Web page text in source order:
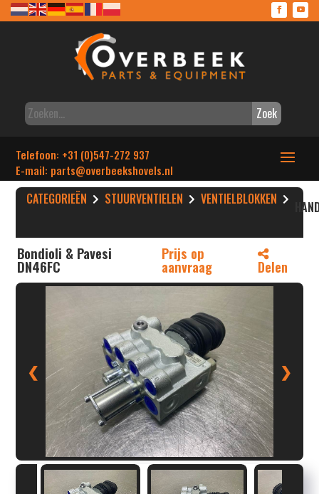
Zoek
Telefoon: +31 (0)547-272 937
E-mail: parts@overbeekshovels.nl
CATEGORIEËN STUURVENTIELEN VENTIELBLOKKEN
Bondioli & Pavesi
DN46FC
Prijs op
aanvraag Delen
❮ ❯